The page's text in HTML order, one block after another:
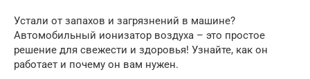
Устали от запахов и загрязнений в машине?
Автомобильный ионизатор воздуха – это простое
решение для свежести и здоровья! Узнайте, как он
работает и почему он вам нужен.